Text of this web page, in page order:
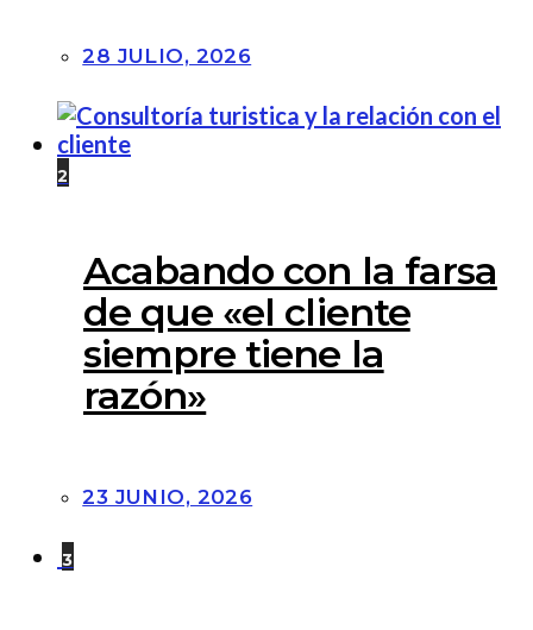
28 JULIO, 2026
2
Acabando con la farsa
de que «el cliente
siempre tiene la
razón»
23 JUNIO, 2026
3